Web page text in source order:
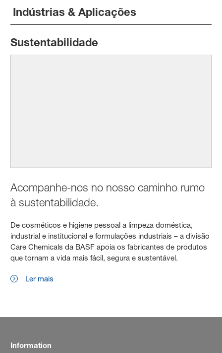
Indústrias & Aplicações
Sustentabilidade
Acompanhe-nos no nosso caminho rumo
à sustentabilidade.
De cosméticos e higiene pessoal a limpeza doméstica,
industrial e institucional e formulações industriais – a divisão
Care Chemicals da BASF apoia os fabricantes de produtos
que tornam a vida mais fácil, segura e sustentável.
Ler mais
Information